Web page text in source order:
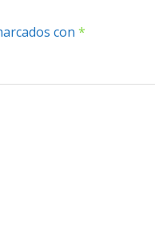
con*